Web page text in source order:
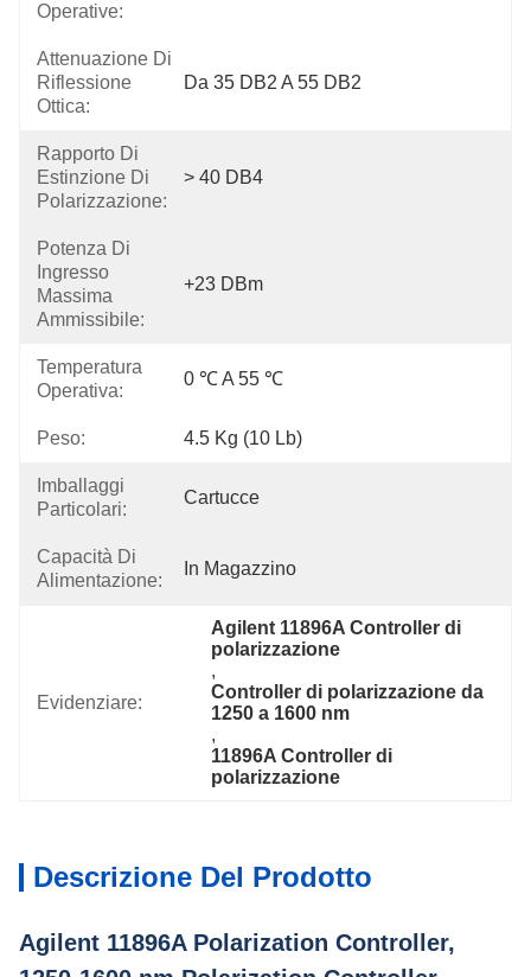
Operative:
Attenuazione Di
Riflessione
Ottica:
Da 35 DB2 A 55 DB2
Rapporto Di
Estinzione Di
Polarizzazione:
> 40 DB4
Potenza Di
Ingresso
Massima
Ammissibile:
+23 DBm
Temperatura
Operativa:
0 ℃ A 55 ℃
Peso: 4.5 Kg (10 Lb)
Imballaggi
Particolari:
Cartucce
Capacità Di
Alimentazione:
In Magazzino
Evidenziare:
Agilent 11896A Controller di
polarizzazione
,
Controller di polarizzazione da
1250 a 1600 nm
,
11896A Controller di
polarizzazione
Descrizione Del Prodotto
Agilent 11896A Polarization Controller,